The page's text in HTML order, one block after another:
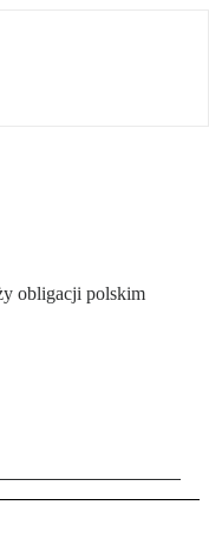
obligacji polskim